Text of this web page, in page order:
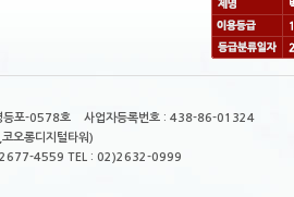
등포-0578호 사업자등록번호 : 438-86-01324
오롱디지털타워)
4559 TEL : 02)2632-0999